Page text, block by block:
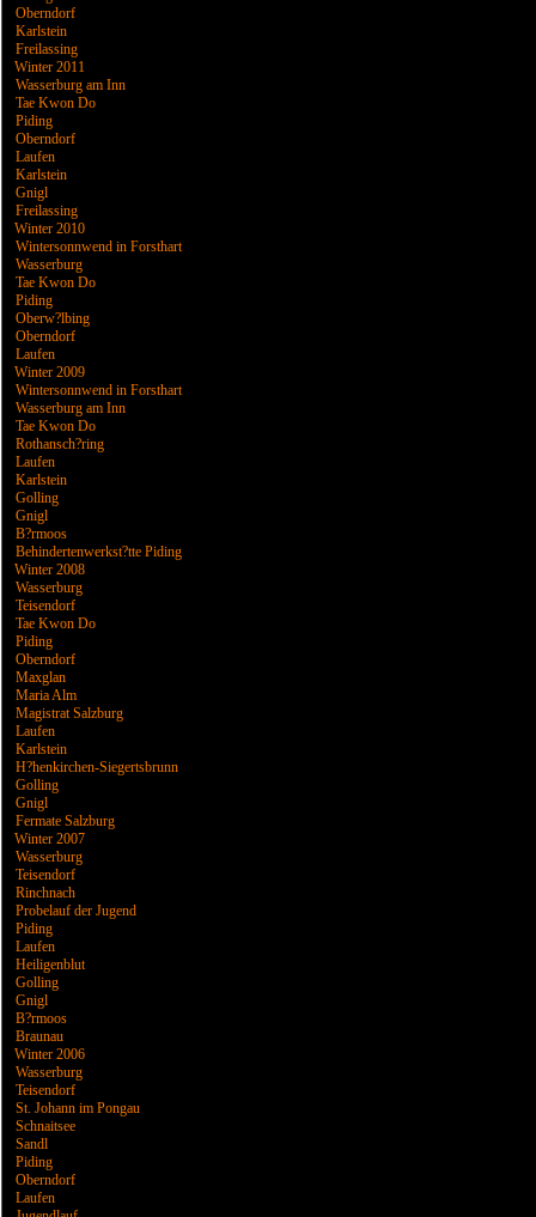
Oberndorf
Karlstein
Freilassing
Winter 2011
Wasserburg am Inn
Tae Kwon Do
Piding
Oberndorf
Laufen
Karlstein
Gnigl
Freilassing
Winter 2010
Wintersonnwend in Forsthart
Wasserburg
Tae Kwon Do
Piding
Oberw?lbing
Oberndorf
Laufen
Winter 2009
Wintersonnwend in Forsthart
Wasserburg am Inn
Tae Kwon Do
Rothansch?ring
Laufen
Karlstein
Golling
Gnigl
B?rmoos
Behindertenwerkst?tte Piding
Winter 2008
Wasserburg
Teisendorf
Tae Kwon Do
Piding
Oberndorf
Maxglan
Maria Alm
Magistrat Salzburg
Laufen
Karlstein
H?henkirchen-Siegertsbrunn
Golling
Gnigl
Fermate Salzburg
Winter 2007
Wasserburg
Teisendorf
Rinchnach
Probelauf der Jugend
Piding
Laufen
Heiligenblut
Golling
Gnigl
B?rmoos
Braunau
Winter 2006
Wasserburg
Teisendorf
St. Johann im Pongau
Schnaitsee
Sandl
Piding
Oberndorf
Laufen